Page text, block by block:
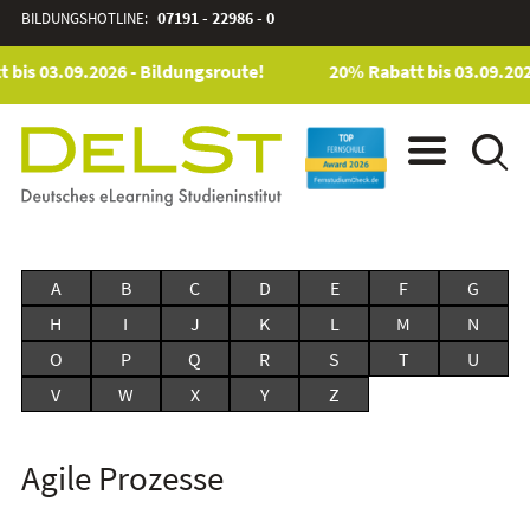
BILDUNGSHOTLINE: 07191 - 22986 - 0
bis 03.09.2026 - Bildungsroute! 20% Rabatt bis
A B C D E F
G
H
I J K L M
N
O
P Q R S T
U
V
W X Y Z
Agile Prozesse